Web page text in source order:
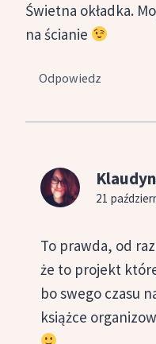
Świetna okładka.
na ścianie
Odpowiedz
21
To prawda, od
że to projekt
bo swego czasu
książce